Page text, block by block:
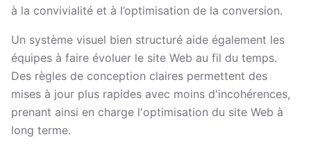
à la convivialité et à l’optimisation de la conversion.
Un système visuel bien structuré aide également les
équipes à faire évoluer le site Web au fil du temps.
Des règles de conception claires permettent des
mises à jour plus rapides avec moins d'incohérences,
prenant ainsi en charge l'optimisation du site Web à
long terme.